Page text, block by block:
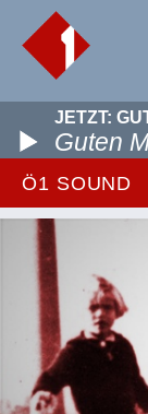
JETZT:
Guten
Ö1 SOUND